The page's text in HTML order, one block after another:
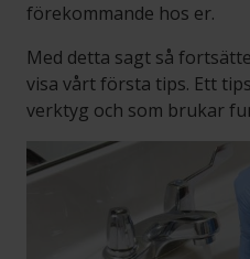
förekommande hos er.
Med detta sagt så
visa vårt första tips. Ett
verktyg och som brukar